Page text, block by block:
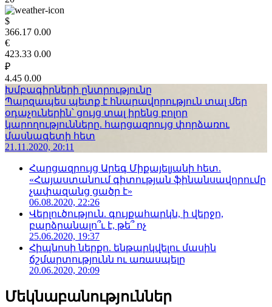
$
366.17 0.00
€
423.33 0.00
₽
4.45 0.00
Խմբագիրների ընտրությունը
Պարզապես պետք է հնարավորություն տալ մեր
օդաչուներին՝ ցույց տալ իրենց բոլոր
կարողությունները. հարցազրույց փորձառու
մասնագետի հետ
21.11.2020, 20:11
Հարցազրույց Արեգ Միքայելյանի հետ.
«Հայաստանում գիտության ֆինանսավորումը
չափազանց ցածր է»
06.08.2020, 22:26
Վերլուծություն. գույքահարկն, ի վերջո,
բարձրանալո՞ւ է, թե՞ ոչ
25.06.2020, 19:37
Հիպնոսի ներքո. ենթարկվելու մասին
ճշմարտությունն ու առասպելը
20.06.2020, 20:09
Մեկնաբանություններ